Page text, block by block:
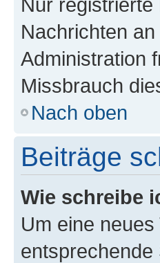
Nachrichten
Administration
Missbrauch
Nach oben
Beiträge
Wie schreibe
Um eine